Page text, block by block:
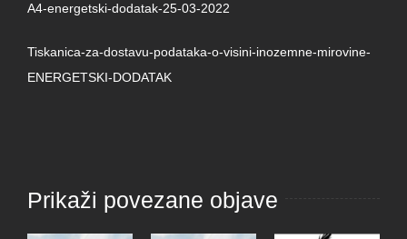
A4-energetski-dodatak-25-03-2022
Tiskanica-za-dostavu-podataka-o-visini-inozemne-mirovine-
ENERGETSKI-DODATAK
Prikaži povezane objave